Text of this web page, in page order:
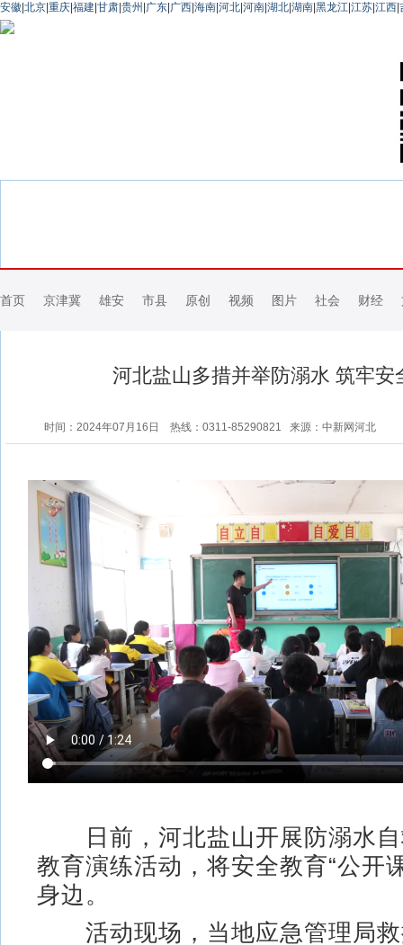
安徽 北京 重庆 福建 甘肃 贵州 广东 广西 海南 河北 河南 湖北 湖南 黑龙江 江苏 江西
首页 京津冀 雄安 市县 原创 视频 图片 社会 财经
河北盐山多措并举防溺水 筑牢安
时间：2024年07月16日 热线：0311-85290821 来源：中新网河北
日前，河北盐山开展防溺水自
教育演练活动，将安全教育“公开
身边。
活动现场，当地应急管理局救